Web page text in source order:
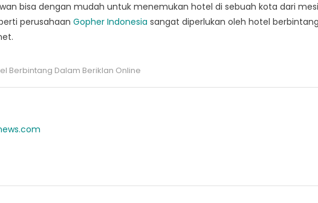
bisa dengan mudah untuk menemukan hotel di sebuah kota dari
perusahaan Gopher Indonesia sangat diperlukan oleh hotel berbintang
Berbintang Dalam Beriklan Online